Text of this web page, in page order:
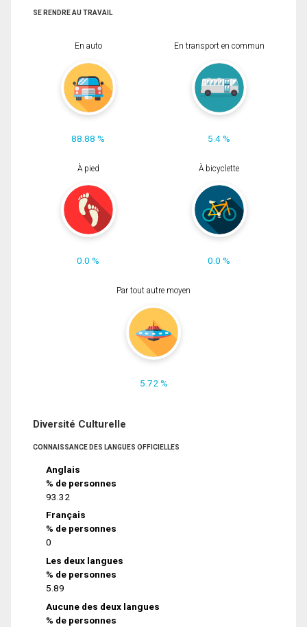
SE RENDRE AU TRAVAIL
En auto
88.88 %
En transport en commun
5.4 %
À pied
0.0 %
À bicyclette
0.0 %
Par tout autre moyen
5.72 %
Diversité Culturelle
CONNAISSANCE DES LANGUES OFFICIELLES
Anglais
% de personnes
93.32
Français
% de personnes
0
Les deux langues
% de personnes
5.89
Aucune des deux langues
% de personnes